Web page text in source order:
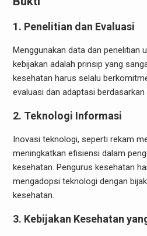
1. Penelitian dan Evaluasi
Menggunakan data dan penelitian
kebijakan adalah prinsip yang
kesehatan harus selalu
evaluasi dan adaptasi berdasarkan
2. Teknologi Informasi
Inovasi teknologi, seperti rekam
meningkatkan efisiensi dalam
kesehatan. Pengurus kesehatan
mengadopsi teknologi dengan
kesehatan.
3. Kebijakan Kesehatan